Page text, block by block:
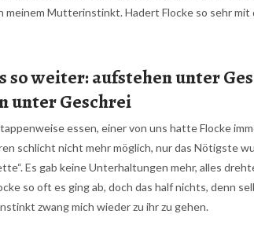
meinem Mutterinstinkt. Hadert Flocke so sehr mit
so weiter: aufstehen unter
unter Geschrei
essen, einer von uns hatte Flocke
schlicht nicht mehr möglich, nur das Nötigste
Es gab keine Unterhaltungen mehr, alles
so oft es ging ab, doch das half nichts, denn
zwang mich wieder zu ihr zu gehen.